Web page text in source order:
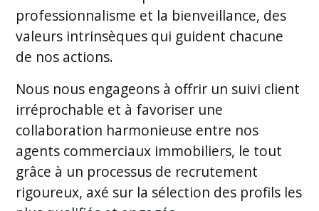
professionnalisme et la bienveillance, des
valeurs intrinsèques qui guident chacune
de nos actions.
Nous nous engageons à offrir un suivi client
irréprochable et à favoriser une
collaboration harmonieuse entre nos
agents commerciaux immobiliers, le tout
grâce à un processus de recrutement
rigoureux, axé sur la sélection des profils les